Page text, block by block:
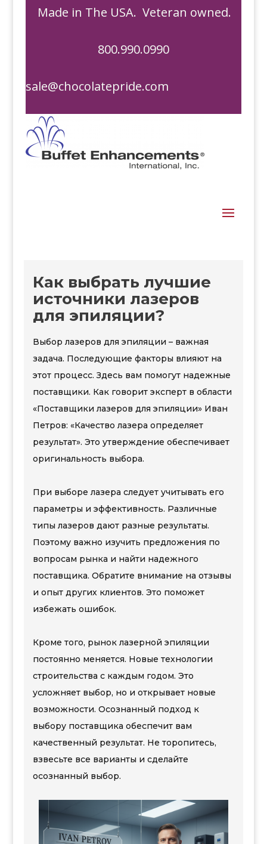
Made in The USA. Veteran owned.
800.990.0990
sale@chocolatepride.com
Как выбрать лучшие
источники лазеров
для эпиляции?
Выбор лазеров для эпиляции – важная
задача. Последующие факторы влияют на
этот процесс. Здесь вам помогут надежные
поставщики. Как говорит эксперт в области
«Поставщики лазеров для эпиляции» Иван
Петров: «Качество лазера определяет
результат». Это утверждение обеспечивает
оригинальность выбора.
При выборе лазера следует учитывать его
параметры и эффективность. Различные
типы лазеров дают разные результаты.
Поэтому важно изучить предложения по
вопросам рынка и найти надежного
поставщика. Обратите внимание на отзывы
и опыт других клиентов. Это поможет
избежать ошибок.
Кроме того, рынок лазерной эпиляции
постоянно меняется. Новые технологии
строительства с каждым годом. Это
усложняет выбор, но и открывает новые
возможности. Осознанный подход к
выбору поставщика обеспечит вам
качественный результат. Не торопитесь,
взвесьте все варианты и сделайте
осознанный выбор.